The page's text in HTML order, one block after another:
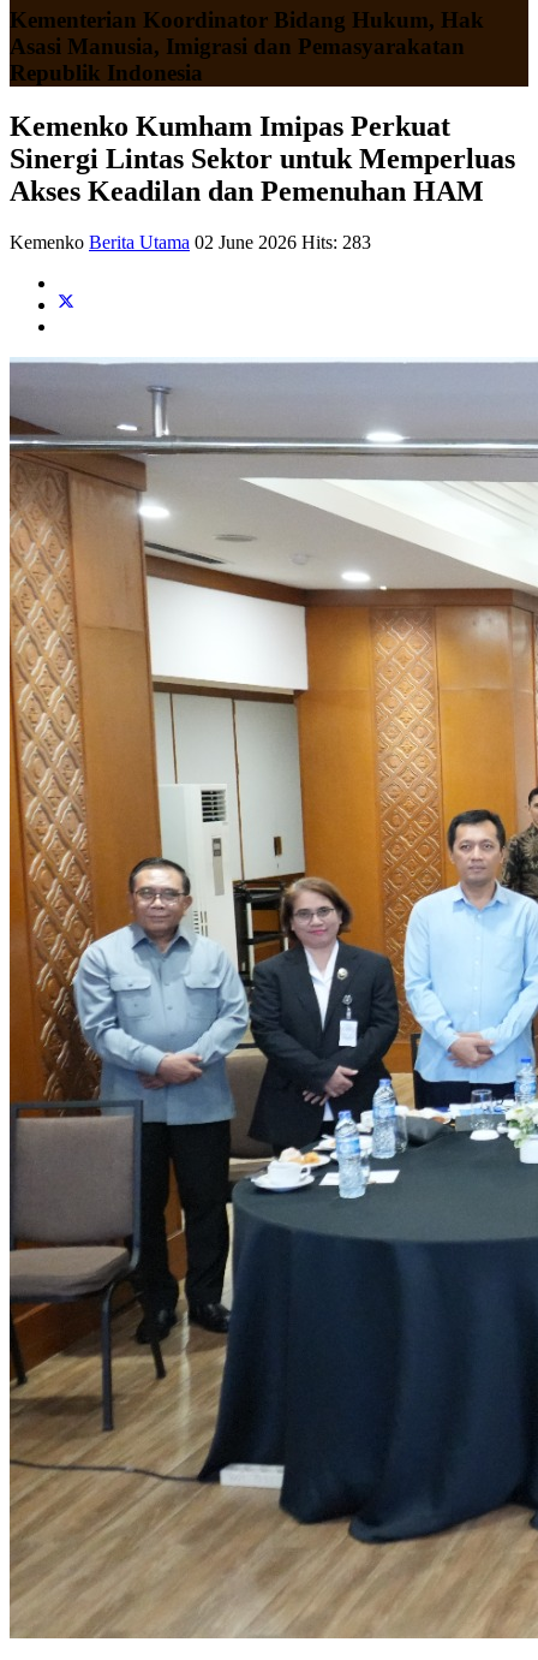
Kementerian Koordinator Bidang Hukum, Hak
Asasi Manusia, Imigrasi dan Pemasyarakatan
Republik Indonesia
Kemenko Kumham Imipas Perkuat
Sinergi Lintas Sektor untuk Memperluas
Akses Keadilan dan Pemenuhan HAM
Kemenko Berita Utama 02 June 2026 Hits: 283